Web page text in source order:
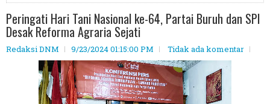
Peringati Hari Tani Nasional ke-64, Partai Buruh dan SPI
Desak Reforma Agraria Sejati
Redaksi DNM 9/23/2024 01:15:00 PM Tidak ada komentar